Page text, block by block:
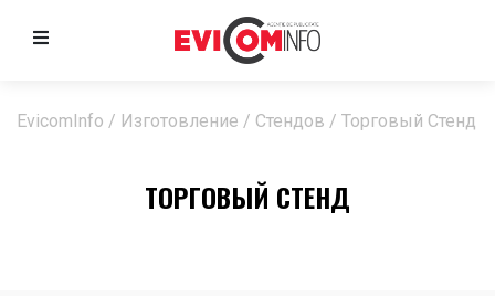
EvicomInfo / Изготовление / Стендов / Торговый Стенд
ТОРГОВЫЙ СТЕНД